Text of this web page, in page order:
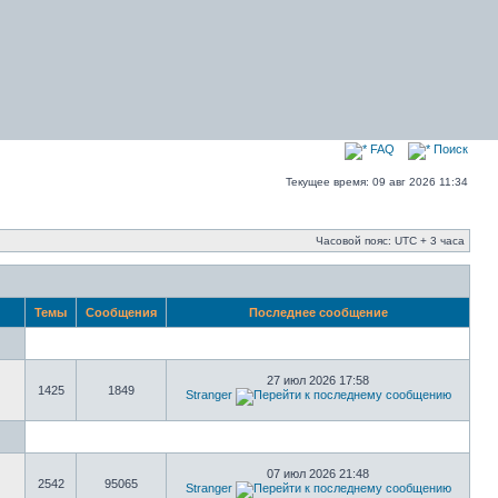
FAQ Поиск
Текущее время: 09 авг 2026 11:34
Часовой пояс: UTC + 3 часа
Темы Сообщения Последнее сообщение
1425 1849
27 июл 2026 17:58
Stranger
2542 95065
07 июл 2026 21:48
Stranger